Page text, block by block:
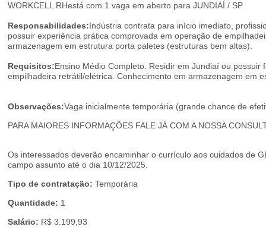
WORKCELL RHestá com 1 vaga em aberto para JUNDIAÍ / SP
Responsabilidades:Indústria contrata para início imediato,
possuir experiência prática comprovada em operação de
armazenagem em estrutura porta paletes (estruturas bem altas).
Requisitos:Ensino Médio Completo. Residir em Jundiaí ou
empilhadeira retrátil/elétrica. Conhecimento em armazenagem em
Observações:Vaga inicialmente temporária (grande chance de
PARA MAIORES INFORMAÇÕES FALE JÁ COM A NOSSA
Os interessados deverão encaminhar o currículo aos cuidados de
campo assunto até o dia 10/12/2025.
Tipo de contratação: Temporária
Quantidade: 1
Salário: R$ 3.199,93